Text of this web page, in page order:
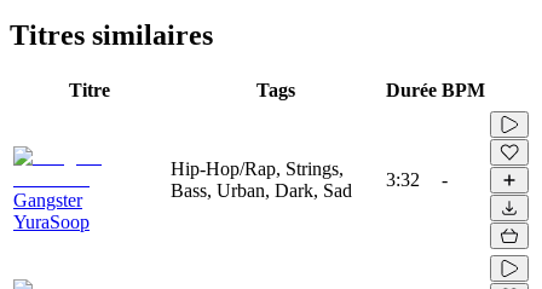
Titres similaires
Titre Tags Durée BPM
Gangster
YuraSoop
Hip-Hop/Rap, Strings,
Bass, Urban, Dark, Sad
3:32 -